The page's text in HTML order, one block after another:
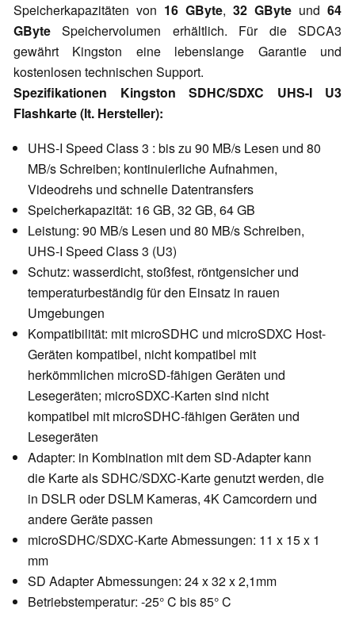
Speicherkapazitäten von 16 GByte, 32 GByte und 64
GByte Speichervolumen erhältlich. Für die SDCA3
gewährt Kingston eine lebenslange Garantie und
kostenlosen technischen Support.
Spezifikationen Kingston SDHC/SDXC UHS-I U3
Flashkarte (lt. Hersteller):
UHS-I Speed Class 3 : bis zu 90 MB/s Lesen und 80
MB/s Schreiben; kontinuierliche Aufnahmen,
Videodrehs und schnelle Datentransfers
Speicherkapazität: 16 GB, 32 GB, 64 GB
Leistung: 90 MB/s Lesen und 80 MB/s Schreiben,
UHS-I Speed Class 3 (U3)
Schutz: wasserdicht, stoßfest, röntgensicher und
temperaturbeständig für den Einsatz in rauen
Umgebungen
Kompatibilität: mit microSDHC und microSDXC Host-
Geräten kompatibel, nicht kompatibel mit
herkömmlichen microSD-fähigen Geräten und
Lesegeräten; microSDXC-Karten sind nicht
kompatibel mit microSDHC-fähigen Geräten und
Lesegeräten
Adapter: in Kombination mit dem SD-Adapter kann
die Karte als SDHC/SDXC-Karte genutzt werden, die
in DSLR oder DSLM Kameras, 4K Camcordern und
andere Geräte passen
microSDHC/SDXC-Karte Abmessungen: 11 x 15 x 1
mm
SD Adapter Abmessungen: 24 x 32 x 2,1mm
Betriebstemperatur: -25° C bis 85° C